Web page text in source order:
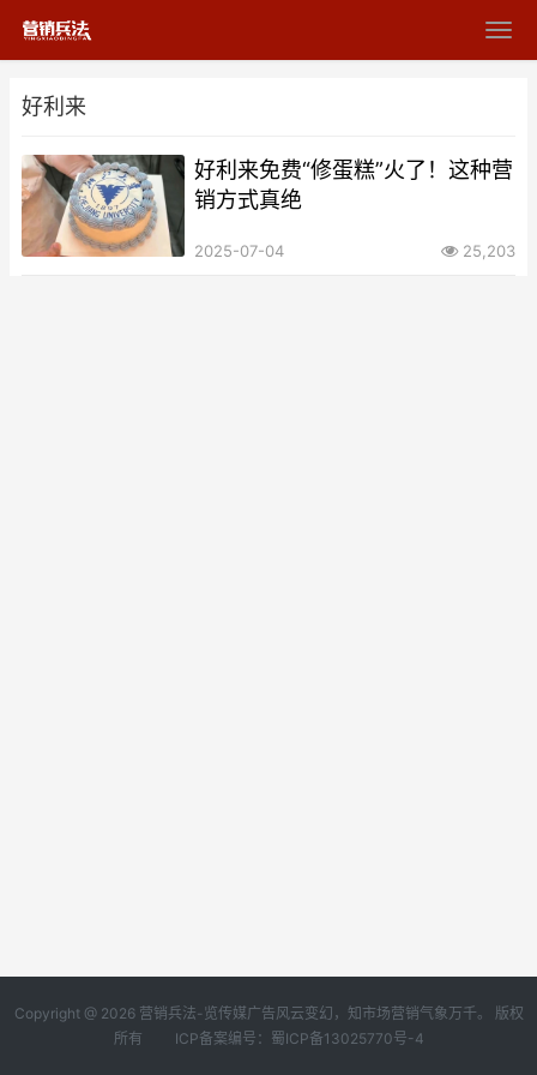
好利来
好利来免费“修蛋糕”火了！这种营
销方式真绝
2025-07-04 25,203
Copyright @ 2026 营销兵法-览传媒广告风云变幻，知市场营销气象万千。 版权
所有 ICP备案编号：蜀ICP备13025770号-4